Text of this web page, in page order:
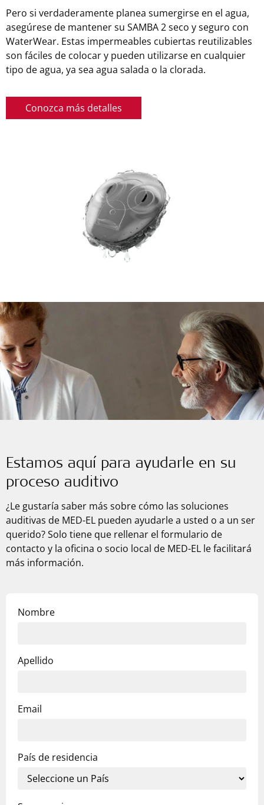
Pero si verdaderamente planea sumergirse en el agua,
asegúrese de mantener su SAMBA 2 seco y seguro con
WaterWear. Estas impermeables cubiertas reutilizables
son fáciles de colocar y pueden utilizarse en cualquier
tipo de agua, ya sea agua salada o la clorada.
Conozca más detalles
Estamos aquí para ayudarle en su
proceso auditivo
¿Le gustaría saber más sobre cómo las soluciones
auditivas de MED-EL pueden ayudarle a usted o a un ser
querido? Solo tiene que rellenar el formulario de
contacto y la oficina o socio local de MED-EL le facilitará
más información.
Nombre
Apellido
Email
País de residencia